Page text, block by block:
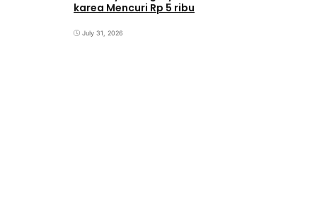
karea Mencuri Rp 5 ribu
July 31, 2026